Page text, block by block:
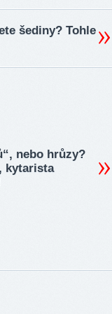
šediny? Tohle
nebo hrůzy?
kytarista